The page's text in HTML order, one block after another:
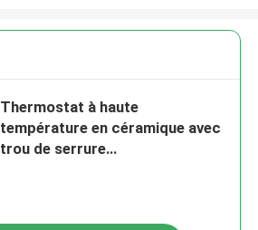
Thermostat à haute
température en céramique avec
trou de serrure